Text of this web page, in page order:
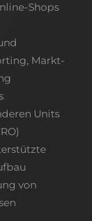
Shops
Markt-
Units
von